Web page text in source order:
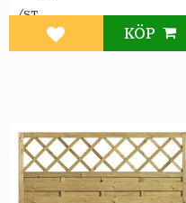
/ST
Lägg till i favoriter
KÖP